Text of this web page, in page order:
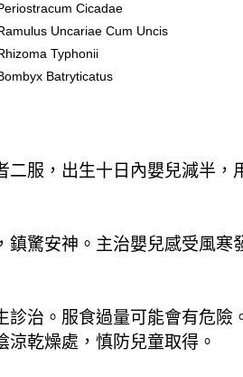
Cicadae
Uncariae Cum Uncis
Typhonii
Batryticatus
二服，出生十日內嬰兒減半，
鎮驚安神。主治嬰兒感受風
診治。服食過量可能會有危險
涼乾燥處，慎防兒童取得。